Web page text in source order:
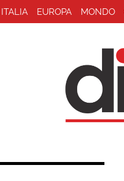
ITALIA EUROPA MONDO